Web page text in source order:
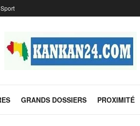
Sport
GRANDS DOSSIERS PROXIMITÉ